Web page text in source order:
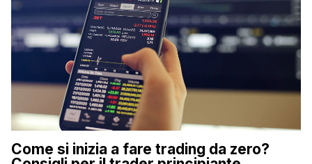
Come si inizia a fare trading da zero?